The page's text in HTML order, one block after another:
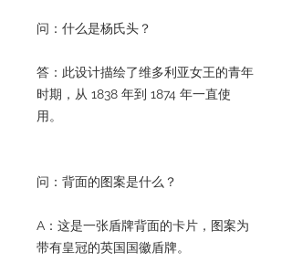
问：什么是杨氏头？
答：此设计描绘了维多利亚女王的青年
时期，从 1838 年到 1874 年一直使
用。
问：背面的图案是什么？
A：这是一张盾牌背面的卡片，图案为
带有皇冠的英国国徽盾牌。